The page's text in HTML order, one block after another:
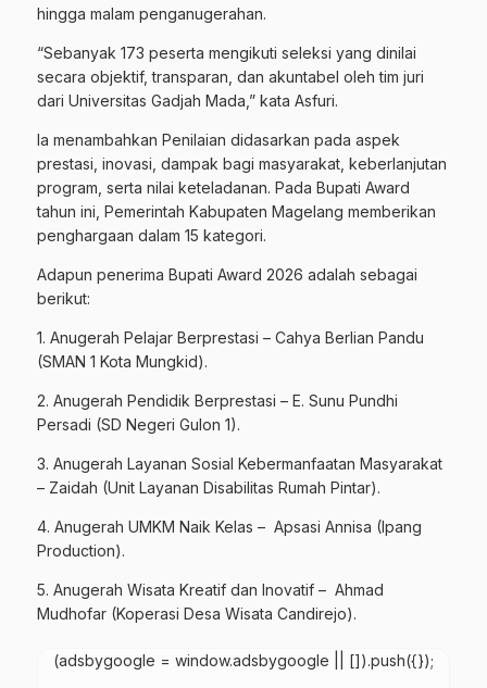
hingga malam penganugerahan.
“Sebanyak 173 peserta mengikuti seleksi yang dinilai
secara objektif, transparan, dan akuntabel oleh tim juri
dari Universitas Gadjah Mada,” kata Asfuri.
Ia menambahkan Penilaian didasarkan pada aspek
prestasi, inovasi, dampak bagi masyarakat, keberlanjutan
program, serta nilai keteladanan. Pada Bupati Award
tahun ini, Pemerintah Kabupaten Magelang memberikan
penghargaan dalam 15 kategori.
Adapun penerima Bupati Award 2026 adalah sebagai
berikut:
1. Anugerah Pelajar Berprestasi – Cahya Berlian Pandu
(SMAN 1 Kota Mungkid).
2. Anugerah Pendidik Berprestasi – E. Sunu Pundhi
Persadi (SD Negeri Gulon 1).
3. Anugerah Layanan Sosial Kebermanfaatan Masyarakat
– Zaidah (Unit Layanan Disabilitas Rumah Pintar).
4. Anugerah UMKM Naik Kelas – Apsasi Annisa (Ipang
Production).
5. Anugerah Wisata Kreatif dan Inovatif – Ahmad
Mudhofar (Koperasi Desa Wisata Candirejo).
(adsbygoogle = window.adsbygoogle || []).push({});